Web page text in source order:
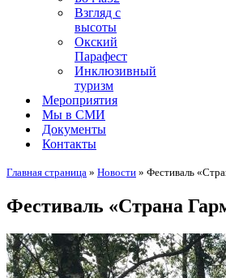
Взгляд с
высоты
Окский
Парафест
Инклюзивный
туризм
Мероприятия
Мы в СМИ
Документы
Контакты
Главная страница » Новости » Фестиваль
Фестиваль «Страна